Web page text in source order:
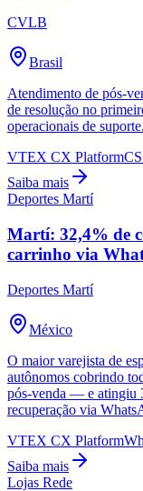
CVLB
Brasil
Atendimento de pós-
de resolução no
operacionais de suporte.
VTEX CX Platform
Saiba mais
Deportes Martí
Martí: 32,4% de
carrinho via
Deportes Martí
México
O maior varejista de
autônomos cobrindo
pós-venda — e atingiu
recuperação via
VTEX CX Platform
Saiba mais
Lojas Rede